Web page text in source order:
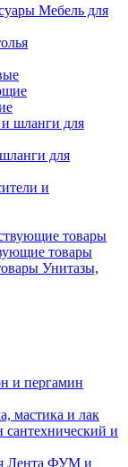
Мебель для
для
и
товары
Унитазы,
и пергамин
мастика и лак
сантехнический и
Лента ФУМ и